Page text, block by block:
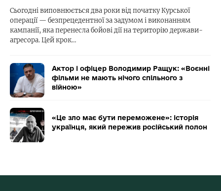
Сьогодні виповнюється два роки від початку Курської
операції — безпрецедентної за задумом і виконанням
кампанії, яка перенесла бойові дії на територію держави-
агресора. Цей крок…
Актор і офіцер Володимир Ращук: «Воєнні
фільми не мають нічого спільного з
війною»
«Це зло має бути переможене»: історія
українця, який пережив російський полон